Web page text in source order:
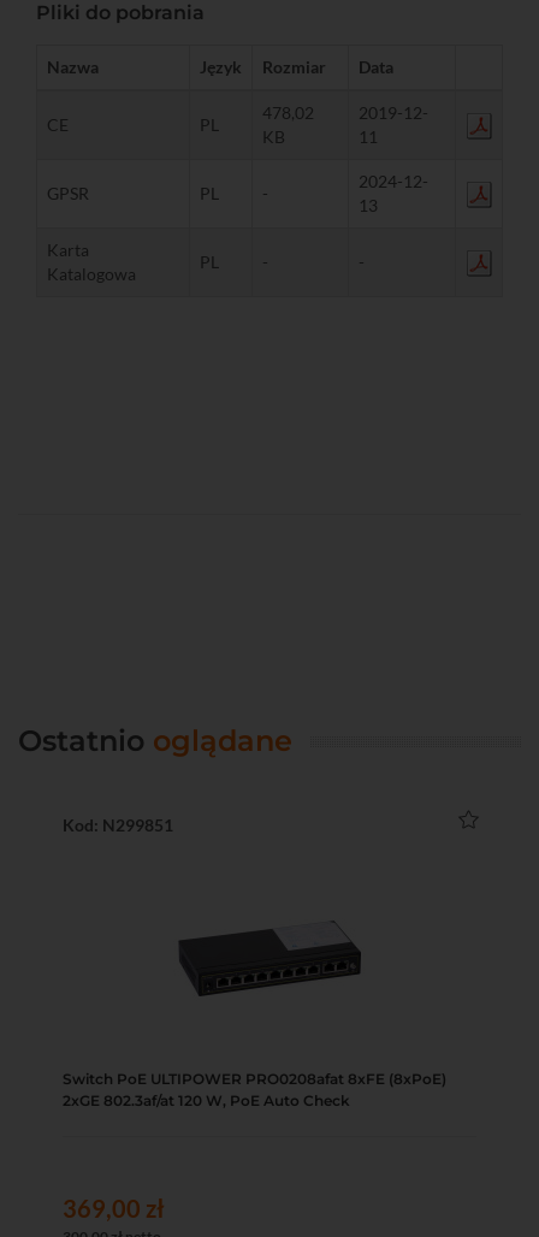
Pliki do pobrania
Nazwa Język Rozmiar Data
CE PL
478,02
KB
2019-12-
11
GPSR PL -
2024-12-
13
Karta
Katalogowa
PL - -
Ostatnio oglądane
Kod: N299851
Switch PoE ULTIPOWER PRO0208afat 8xFE (8xPoE)
2xGE 802.3af/at 120 W, PoE Auto Check
369,00 zł